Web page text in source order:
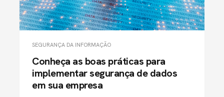
SEGURANÇA DA INFORMAÇÃO
Conheça as boas práticas para
implementar segurança de dados
em sua empresa